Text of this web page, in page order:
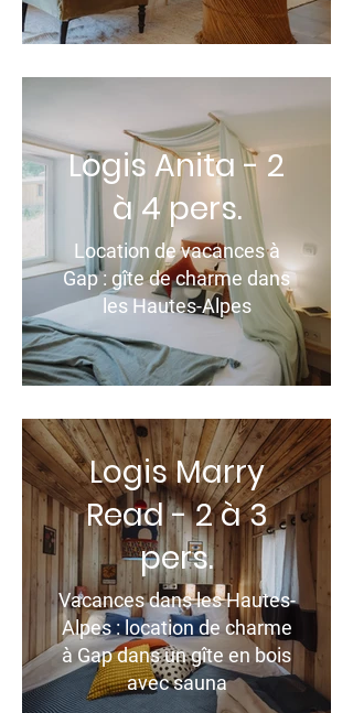
Logis Anita - 2
à 4 pers.
Location de vacances à
Gap : gîte de charme dans
les Hautes-Alpes
Logis Marry
Read - 2 à 3
pers.
Vacances dans les Hautes-
Alpes : location de charme
à Gap dans un gîte en bois
avec sauna